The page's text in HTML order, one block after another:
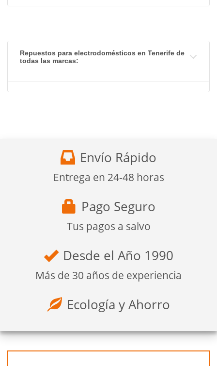
Repuestos para electrodomésticos en Tenerife de
todas las marcas:
Envío Rápido
Entrega en 24-48 horas
Pago Seguro
Tus pagos a salvo
Desde el Año 1990
Más de 30 años de experiencia
Ecología y Ahorro